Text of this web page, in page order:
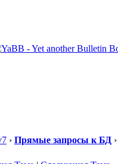
› Прямые запросы к БД